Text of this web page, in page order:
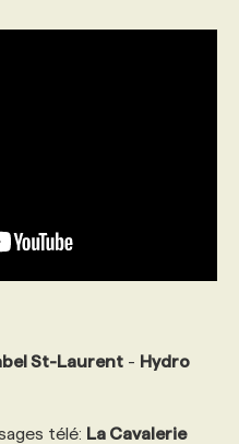
St-Laurent - Hydro
télé: La Cavalerie